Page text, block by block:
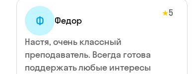
Ф Федор
★5
Настя, очень классный
преподаватель. Всегда готова
поддержать любые интересы